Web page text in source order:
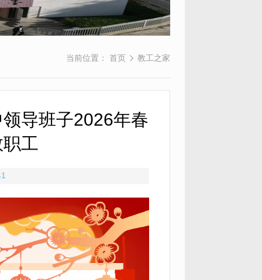
当前位置： 首页 教工之家
导班子2026年春
工